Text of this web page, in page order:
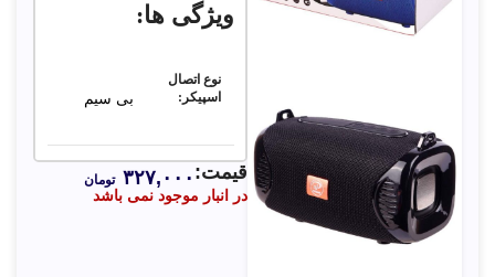
ویژگی ها:
نوع اتصال
اسپیکر:
بی سیم
پشتیانی از
کارت
✅ ==> تا
در انبار موجود نمی باشد
قیمت: ۳۲۷,۰۰۰ تومان